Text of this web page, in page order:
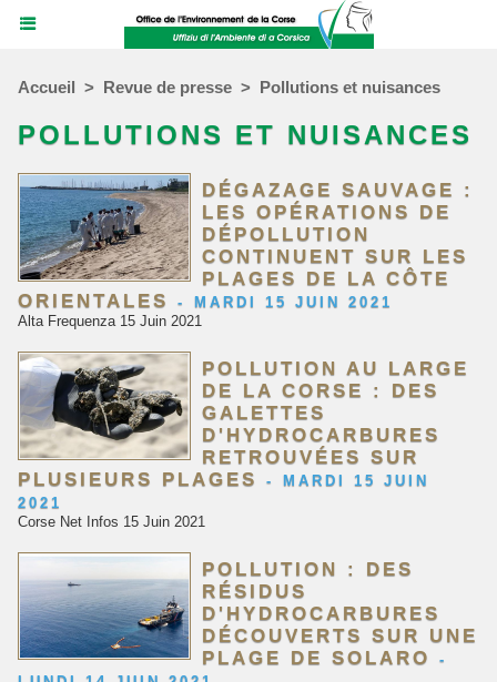
Accueil > Revue de presse > Pollutions et nuisances
POLLUTIONS ET NUISANCES
DÉGAZAGE SAUVAGE :
LES OPÉRATIONS DE
DÉPOLLUTION
CONTINUENT SUR LES
PLAGES DE LA CÔTE
ORIENTALES
-
MARDI 15 JUIN 2021
Alta Frequenza 15 Juin 2021
POLLUTION AU LARGE
DE LA CORSE : DES
GALETTES
D'HYDROCARBURES
RETROUVÉES SUR
PLUSIEURS PLAGES
-
MARDI 15 JUIN
2021
Corse Net Infos 15 Juin 2021
POLLUTION : DES
RÉSIDUS
D'HYDROCARBURES
DÉCOUVERTS SUR UNE
PLAGE DE SOLARO
-